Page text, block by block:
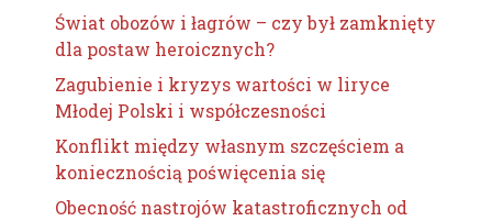
Świat obozów i łagrów – czy był zamknięty
dla postaw heroicznych?
Zagubienie i kryzys wartości w liryce
Młodej Polski i współczesności
Konflikt między własnym szczęściem a
koniecznością poświęcenia się
Obecność nastrojów katastroficznych od